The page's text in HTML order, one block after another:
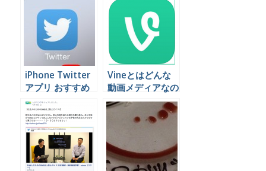
iPhone Twitter
アプリ おすすめ
比較
Vineとはどんな
動画メディアなの
かを聞いてこよう